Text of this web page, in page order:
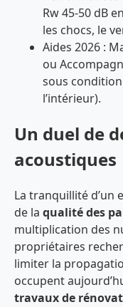
Rw 45-50 dB
les chocs, le
Aides 2026 :
ou
sous condition
l’intérieur).
Un duel de
acoustiques
La tranquillité d’un
de la qualité des
multiplication des
propriétaires
limiter la
occupent
travaux de